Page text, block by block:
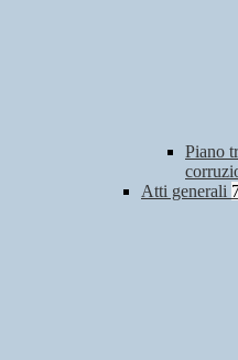
Piano
Atti generali